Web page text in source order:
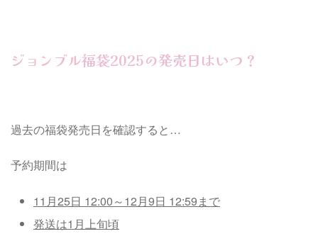
ジョンブル福袋2025の発売日はいつ？
過去の福袋発売日を確認すると…
予約期間は
11月25日 12:00～12月9日 12:59まで
発送は1月上旬頃